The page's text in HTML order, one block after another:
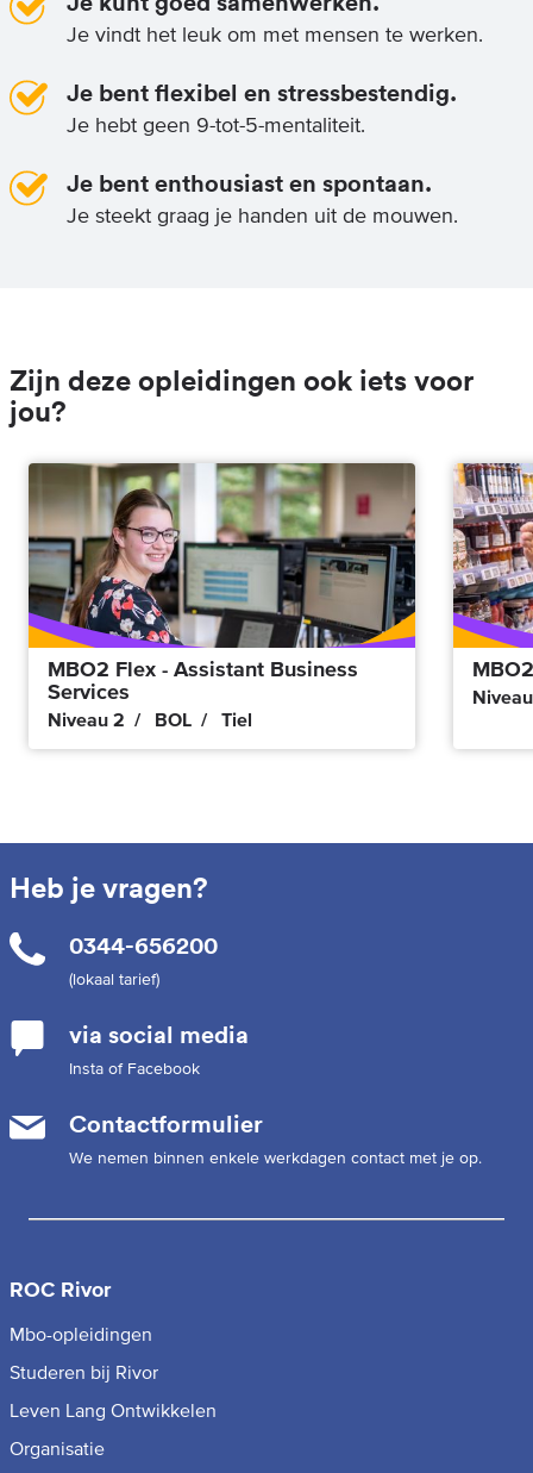
Je vindt het leuk om met mensen te werken.
Je bent flexibel en stressbestendig.
Je hebt geen 9-tot-5-mentaliteit.
Je bent enthousiast en spontaan.
Je steekt graag je handen uit de mouwen.
Zijn deze opleidingen ook iets voor
jou?
MBO2 Flex - Assistant Business
Services
Niveau 2 BOL Tiel
Heb je vragen?
0344-656200
(lokaal tarief)
via social media
Insta of Facebook
Contactformulier
We nemen binnen enkele werkdagen contact met je op.
ROC Rivor
Mbo-opleidingen
Studeren bij Rivor
Leven Lang Ontwikkelen
Organisatie